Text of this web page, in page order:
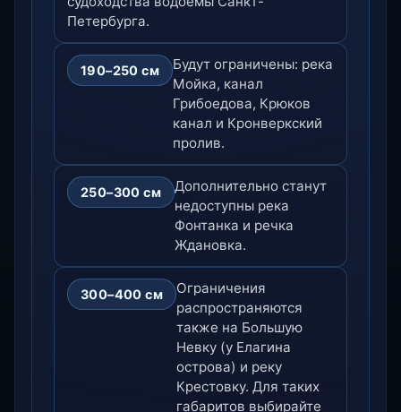
Петербурга.
190–250 см
Будут ограничены: река
Мойка, канал
Грибоедова, Крюков
канал и Кронверкский
пролив.
250–300 см
Дополнительно станут
недоступны река
Фонтанка и речка
Ждановка.
300–400 см
Ограничения
распространяются
также на Большую
Невку (у Елагина
острова) и реку
Крестовку. Для таких
габаритов выбирайте